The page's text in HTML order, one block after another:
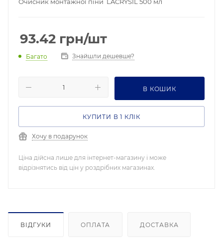
93.42 грн/шт
Багато Знайшли дешевше?
В КОШИК
КУПИТИ В 1 КЛІК
Хочу в подарунок
Ціна дійсна лише для інтернет-магазину і може
відрізнятись від цін у роздрібних магазинах.
ВІДГУКИ ОПЛАТА ДОСТАВКА